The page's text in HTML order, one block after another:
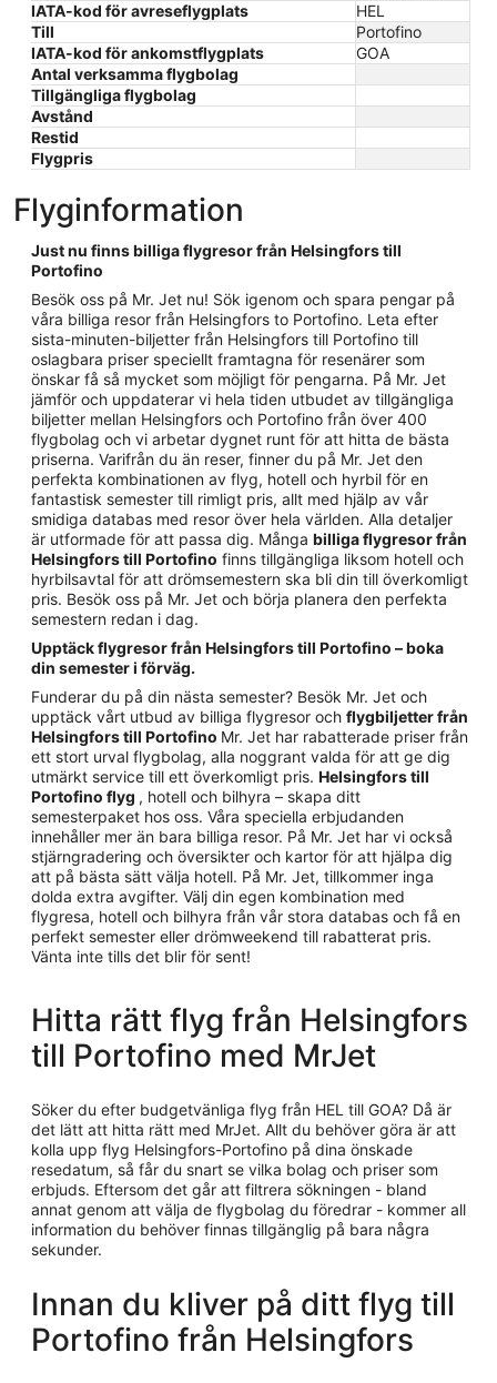
IATA-kod för avreseflygplats
HEL
Till
Portofino
IATA-kod för ankomstflygplats
GOA
Antal verksamma flygbolag
Tillgängliga flygbolag
Avstånd
Restid
Flygpris
Flyginformation
Just nu finns billiga flygresor från Helsingfors till
Portofino
Besök oss på Mr. Jet nu! Sök igenom och spara pengar på
våra billiga resor från Helsingfors to Portofino. Leta efter
sista-minuten-biljetter från Helsingfors till Portofino till
oslagbara priser speciellt framtagna för resenärer som
önskar få så mycket som möjligt för pengarna. På Mr. Jet
jämför och uppdaterar vi hela tiden utbudet av tillgängliga
biljetter mellan Helsingfors och Portofino från över 400
flygbolag och vi arbetar dygnet runt för att hitta de bästa
priserna. Varifrån du än reser, finner du på Mr. Jet den
perfekta kombinationen av flyg, hotell och hyrbil för en
fantastisk semester till rimligt pris, allt med hjälp av vår
smidiga databas med resor över hela världen. Alla detaljer
är utformade för att passa dig. Många billiga flygresor från
Helsingfors till Portofino finns tillgängliga liksom hotell och
hyrbilsavtal för att drömsemestern ska bli din till överkomligt
pris. Besök oss på Mr. Jet och börja planera den perfekta
semestern redan i dag.
Upptäck flygresor från Helsingfors till Portofino – boka
din semester i förväg.
Funderar du på din nästa semester? Besök Mr. Jet och
upptäck vårt utbud av billiga flygresor och flygbiljetter från
Helsingfors till Portofino Mr. Jet har rabatterade priser från
ett stort urval flygbolag, alla noggrant valda för att ge dig
utmärkt service till ett överkomligt pris. Helsingfors till
Portofino flyg , hotell och bilhyra – skapa ditt
semesterpaket hos oss. Våra speciella erbjudanden
innehåller mer än bara billiga resor. På Mr. Jet har vi också
stjärngradering och översikter och kartor för att hjälpa dig
att på bästa sätt välja hotell. På Mr. Jet, tillkommer inga
dolda extra avgifter. Välj din egen kombination med
flygresa, hotell och bilhyra från vår stora databas och få en
perfekt semester eller drömweekend till rabatterat pris.
Vänta inte tills det blir för sent!
Hitta rätt flyg från Helsingfors
till Portofino med MrJet
Söker du efter budgetvänliga flyg från HEL till GOA? Då är
det lätt att hitta rätt med MrJet. Allt du behöver göra är att
kolla upp flyg Helsingfors-Portofino på dina önskade
resedatum, så får du snart se vilka bolag och priser som
erbjuds. Eftersom det går att filtrera sökningen - bland
annat genom att välja de flygbolag du föredrar - kommer all
information du behöver finnas tillgänglig på bara några
sekunder.
Innan du kliver på ditt flyg till
Portofino från Helsingfors